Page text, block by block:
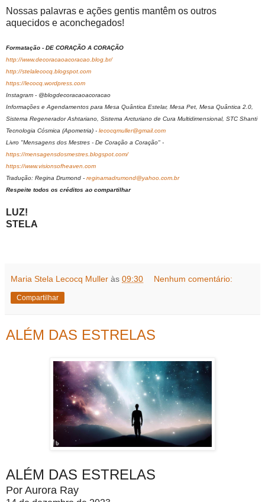
Nossas palavras e ações gentis mantêm os outros
aquecidos e aconchegados!
Formatação - DE CORAÇÃO A CORAÇÃO
http://www.decoracaoacoracao.blog.br/
http://stelalecocq.blogspot.com
https://lecocq.wordpress.com
Instagram - @blogdecoracaoacoracao
Informações e Agendamentos para Mesa Quântica Estelar, Mesa Pet, Mesa Quântica 2.0,
Sistema Regenerador Ashtariano, Sistema Arcturiano de Cura Multidimensional, STC Shanti
Tecnologia Cósmica (Apometria) - lecocqmuller@gmail.com
Livro "Mensagens dos Mestres - De Coração a Coração" -
https://mensagensdosmestres.blogspot.com/
https://www.visionsofheaven.com
Tradução: Regina Drumond - reginamadrumond@yahoo.com.br
Respeite todos os créditos ao compartilhar
LUZ!
STELA
Maria Stela Lecocq Muller às 09:30 Nenhum comentário:
Compartilhar
ALÉM DAS ESTRELAS
ALÉM DAS ESTRELAS
Por Aurora Ray